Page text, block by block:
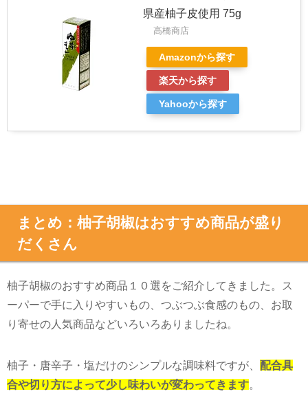
県産柚子皮使用 75g
高橋商店
Amazonから探す
楽天から探す
Yahooから探す
まとめ：柚子胡椒はおすすめ商品が盛り
だくさん
柚子胡椒のおすすめ商品１０選をご紹介してきました。ス
ーパーで手に入りやすいもの、つぶつぶ食感のもの、お取
り寄せの人気商品などいろいろありましたね。
柚子・唐辛子・塩だけのシンプルな調味料ですが、 配合具
合や切り方によって少し味わいが変わってきます